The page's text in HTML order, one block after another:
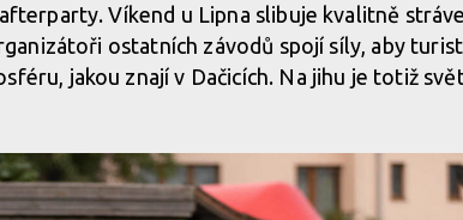
Víkend u Lipna slibuje kvalitně
ostatních závodů spojí síly, aby
jakou znají v Dačicích. Na jihu je totiž